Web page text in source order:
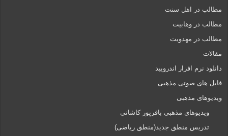
مطالب در اهل سنت
مطالب در وهابیت
مطالب در مهدویت
مقالات
دانلود نرم افزار اندرویید
فایل های صوتی مذهبی
ویدیوهای مذهبی
ویدیوهای مذهبی باقرپور کاشانی
تدریس منطق جدید(منطق ریاضی)